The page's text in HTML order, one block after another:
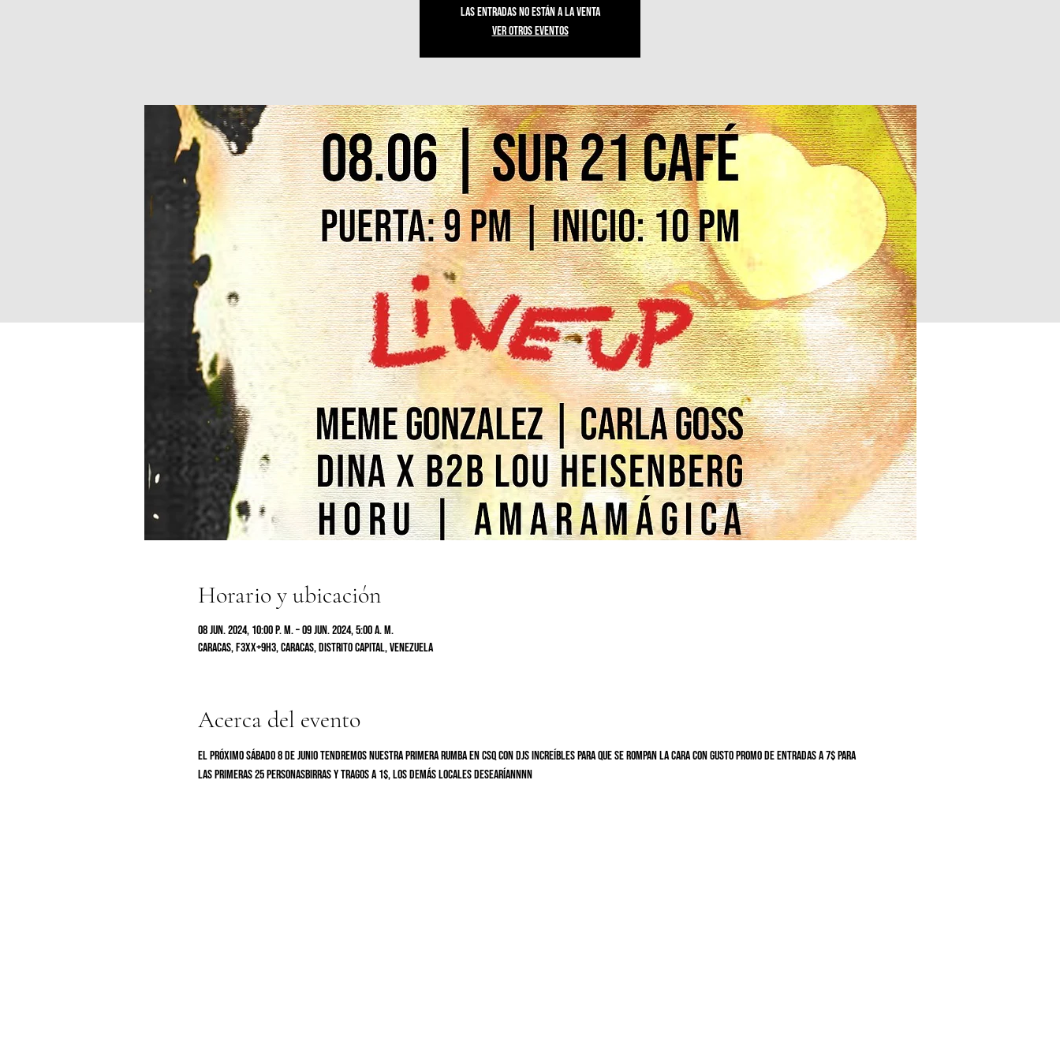
Las entradas no están a la venta
Ver otros eventos
Horario y ubicación
08 jun. 2024, 10:00 p. m. – 09 jun. 2024, 5:00 a. m.
Caracas, F3XX+9H3, Caracas, Distrito Capital, Venezuela
Acerca del evento
El próximo sábado 8 de Junio tendremos nuestra primera rumba en CSQ con DJs increíbles para que se rompan la cara con gusto Promo de entradas a 7$ para
las primeras 25 personasBirras y tragos a 1$, los demás locales desearíannnn